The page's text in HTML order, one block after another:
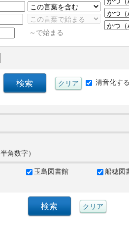
～で始まる
清音化する
角数字）
玉島図書館 船穂図